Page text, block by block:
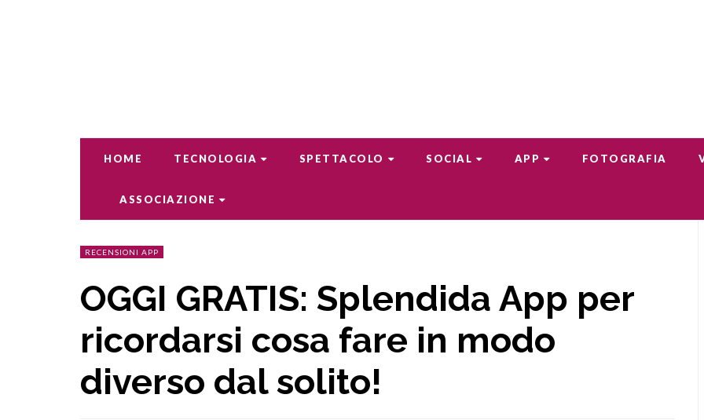
HOME TECNOLOGIA SPETTACOLO SOCIAL APP FOTOGRAFIA
ASSOCIAZIONE
RECENSIONI APP
OGGI GRATIS: Splendida App per
ricordarsi cosa fare in modo
diverso dal solito!